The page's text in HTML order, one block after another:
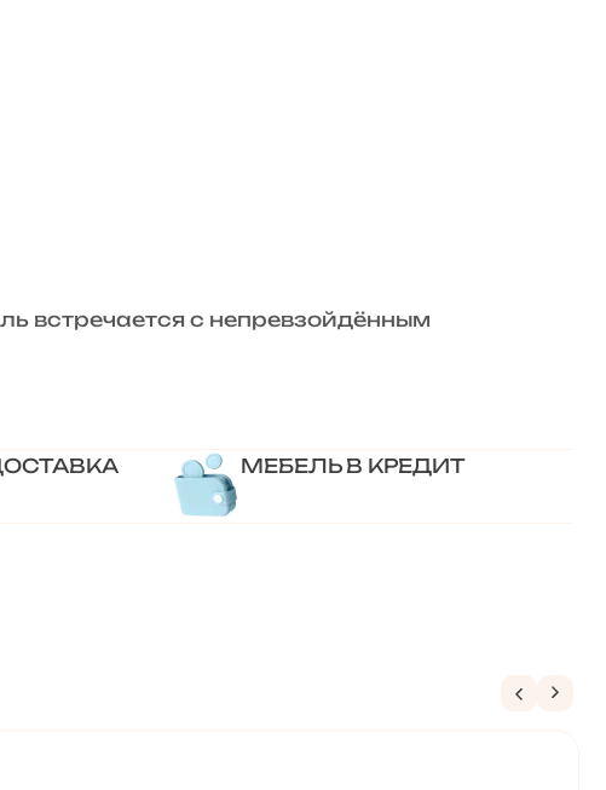
встречается с непревзойдённым
МЕБЕЛЬ В КРЕДИТ